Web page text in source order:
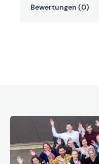
Bewertungen (0)